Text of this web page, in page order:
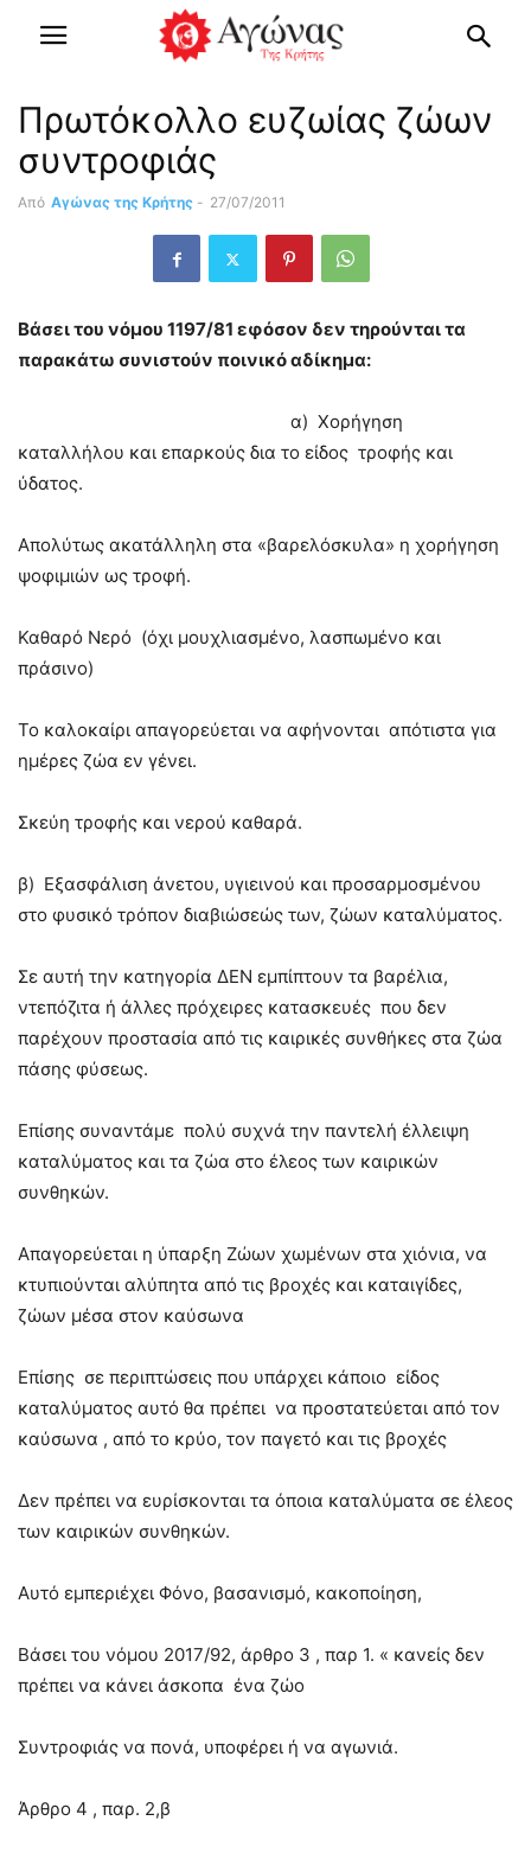
Πρωτόκολλο ευζωίας ζώων
συντροφιάς
Από Αγώνας της Κρήτης - 27/07/2011
Βάσει του νόμου 1197/81 εφόσον δεν τηρούνται τα
παρακάτω συνιστούν ποινικό αδίκημα:
α) Χορήγηση
καταλλήλου και επαρκούς δια το είδος τροφής και
ύδατος.
Απολύτως ακατάλληλη στα «βαρελόσκυλα» η χορήγηση
ψοφιμιών ως τροφή.
Καθαρό Νερό (όχι μουχλιασμένο, λασπωμένο και
πράσινο)
Το καλοκαίρι απαγορεύεται να αφήνονται απότιστα για
ημέρες ζώα εν γένει.
Σκεύη τροφής και νερού καθαρά.
β) Εξασφάλιση άνετου, υγιεινού και προσαρμοσμένου
στο φυσικό τρόπον διαβιώσεώς των, ζώων καταλύματος.
Σε αυτή την κατηγορία ΔΕΝ εμπίπτουν τα βαρέλια,
ντεπόζιτα ή άλλες πρόχειρες κατασκευές που δεν
παρέχουν προστασία από τις καιρικές συνθήκες στα ζώα
πάσης φύσεως.
Επίσης συναντάμε πολύ συχνά την παντελή έλλειψη
καταλύματος και τα ζώα στο έλεος των καιρικών
συνθηκών.
Απαγορεύεται η ύπαρξη Ζώων χωμένων στα χιόνια, να
κτυπιούνται αλύπητα από τις βροχές και καταιγίδες,
ζώων μέσα στον καύσωνα
Επίσης σε περιπτώσεις που υπάρχει κάποιο είδος
καταλύματος αυτό θα πρέπει να προστατεύεται από τον
καύσωνα , από το κρύο, τον παγετό και τις βροχές
Δεν πρέπει να ευρίσκονται τα όποια καταλύματα σε έλεος
των καιρικών συνθηκών.
Αυτό εμπεριέχει Φόνο, βασανισμό, κακοποίηση,
Βάσει του νόμου 2017/92, άρθρο 3 , παρ 1. « κανείς δεν
πρέπει να κάνει άσκοπα ένα ζώο
Συντροφιάς να πονά, υποφέρει ή να αγωνιά.
Άρθρο 4 , παρ. 2,β